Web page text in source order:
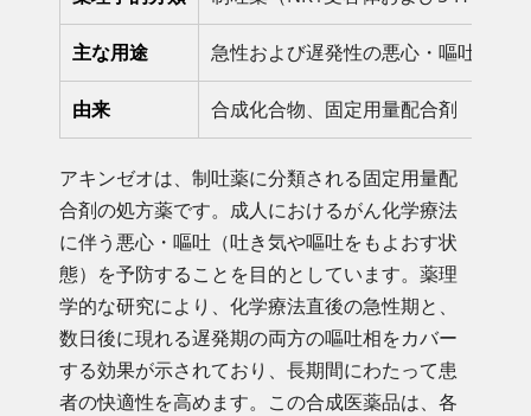
主な用途 急性および遅発性の悪心・嘔吐の予
由来 合成化合物、固定用量配合剤
アキンゼオは、制吐薬に分類される固定用量配
合剤の処方薬です。成人におけるがん化学療法
に伴う悪心・嘔吐（吐き気や嘔吐をもよおす状
態）を予防することを目的としています。薬理
学的な研究により、化学療法直後の急性期と、
数日後に現れる遅発期の両方の嘔吐相をカバー
する効果が示されており、長期間にわたって患
者の快適性を高めます。この合成医薬品は、各